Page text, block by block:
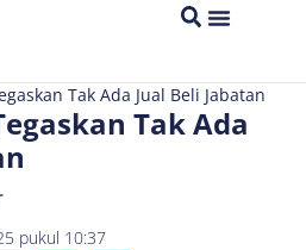
Tak Ada Jual Beli Jabatan
Tak Ada
pukul 10:37